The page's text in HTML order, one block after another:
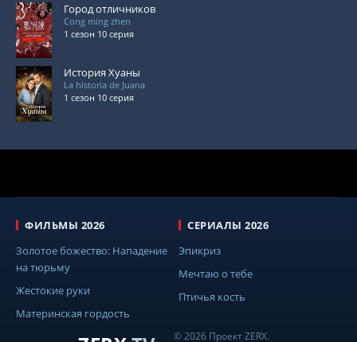
Город отличников
Cong ming zhen
1 сезон 10 серия
История Хуаны
La historia de Juana
1 сезон 10 серия
© 2026 Проект ZERX.
ФИЛЬМЫ 2026
Золотое божество: Нападение
на тюрьму
Жестокие руки
Материнская гордость
СЕРИАЛЫ 2026
Эпикриз
Мечтаю о тебе
Птичья кость